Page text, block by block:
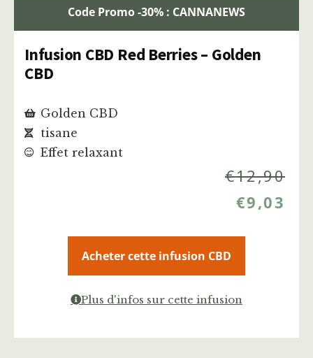
Code Promo -30% : CANNANEWS
Infusion CBD Red Berries – Golden
CBD
Golden CBD
tisane
Effet relaxant
€12,90
€9,03
Acheter cette infusion CBD
Plus d'infos sur cette infusion